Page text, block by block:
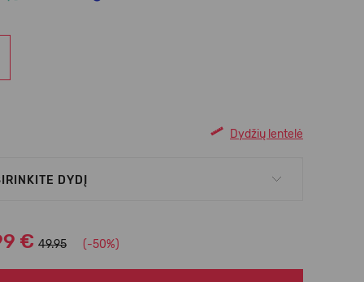
Dydžių lentelė
DYDĮ
€ 49.95 (-50%)